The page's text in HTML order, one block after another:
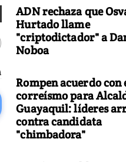
ADN rechaza que
Hurtado llame
"criptodictador" a
Noboa
Rompen acuerdo con
correísmo para
Guayaquil: líderes
contra candidata
"chimbadora"